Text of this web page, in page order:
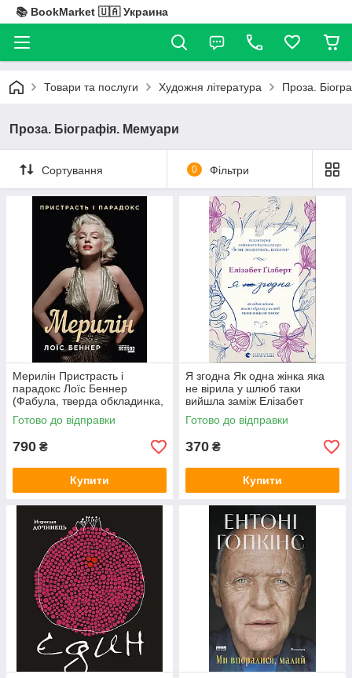
📚 BookMarket 🇺🇦 Украина
Товари та послуги Художня література Проза.
Проза. Біографія. Мемуари
Сортування 0 Фільтри
Мерилін Пристрасть і
парадокс Лоїс Беннер
(Фабула, тверда обкладинка,
збільш. ф-т)
Готово до відправки
790 ₴
Купити
Я згодна Як одна жінка яка
не вірила у шлюб таки
вийшла заміж Елізабет
Ґілберт (ВСЛ, тверда
обкладинка)
Готово до відправки
370 ₴
Купити